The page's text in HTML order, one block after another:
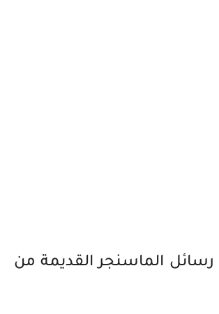
الماسنجر القديمة من